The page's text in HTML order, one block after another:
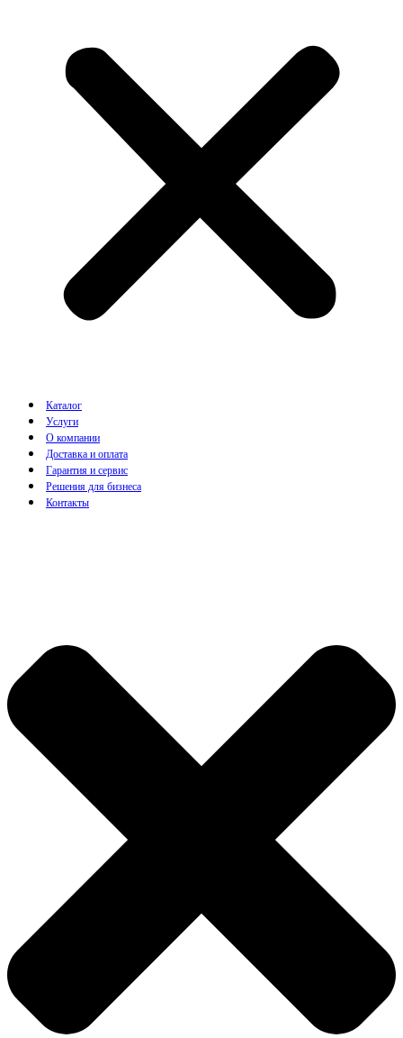
Каталог
Услуги
О компании
Доставка и оплата
Гарантия и сервис
Решения для бизнеса
Контакты